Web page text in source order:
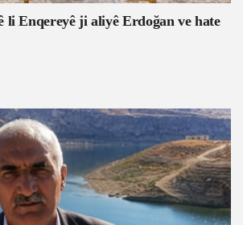
li Enqereyê ji aliyê Erdoğan ve hate